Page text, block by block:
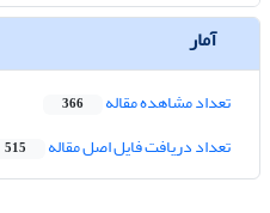
آمار
تعداد مشاهده مقاله 366
تعداد دریافت فایل اصل مقاله 515